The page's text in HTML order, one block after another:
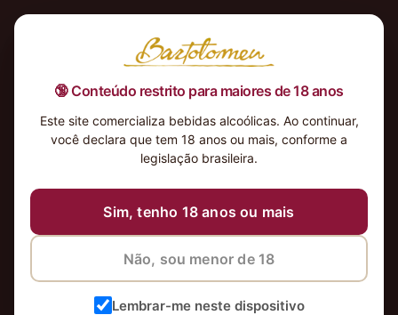
🔞 Conteúdo restrito para maiores de 18 anos
Este site comercializa bebidas alcoólicas. Ao continuar,
você declara que tem 18 anos ou mais, conforme a
legislação brasileira.
Sim, tenho 18 anos ou mais
Não, sou menor de 18
Lembrar-me neste dispositivo